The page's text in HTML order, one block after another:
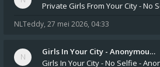
NLTeddy, 27 mei 2026, 04:33
Girls In Your City - Anonymou…